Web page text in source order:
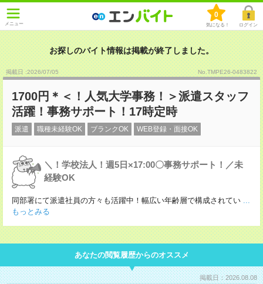
メニュー
0
気になる！ ログイン
お探しのバイト情報は掲載が終了しました。
掲載日 :2026/07/05 No.TMPE26-0483822
1700円＊＜！人気大学事務！＞派遣スタッフ
活躍！事務サポート！17時定時
派遣 職種未経験OK ブランクOK WEB登録・面接OK
＼！学校法人！週5日×17:00〇事務サポート！／未
経験OK
同部署にて派遣社員の方々も活躍中！幅広い年齢層で構成されてい ...
もっとみる
あなたの閲覧履歴からのオススメ
掲載日：2026.08.08